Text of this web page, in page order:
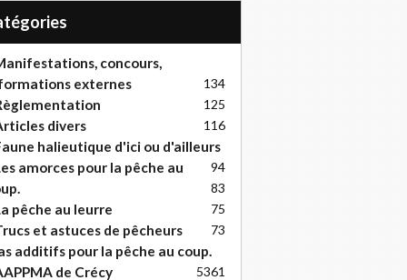
concours,
externes
134
125
divers 116
halieutique d'ici ou d'ailleurs
94
amorces pour la pêche au
83
pêche au leurre 75
et astuces de pêcheurs 73
additifs pour la pêche au coup.
61
de Crécy 53